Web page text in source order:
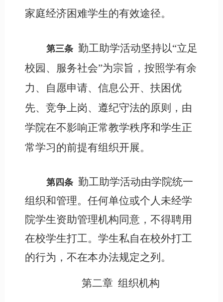
家庭经济困难学生的有效途径。
第三条 勤工助学活动坚持以“立足
校园、服务社会”为宗旨，按照学有余
力、自愿申请、信息公开、扶困优
先、竞争上岗、遵纪守法的原则，由
学院在不影响正常教学秩序和学生正
常学习的前提有组织开展。
第四条 勤工助学活动由学院统一
组织和管理。任何单位或个人未经学
院学生资助管理机构同意，不得聘用
在校学生打工。学生私自在校外打工
的行为，不在本办法规定之列。
第二章 组织机构